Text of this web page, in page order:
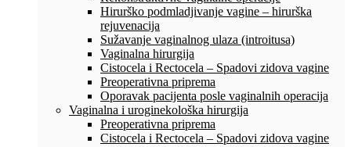
Hirurško podmladjivanje vagine – hirurška
rejuvenacija
Sužavanje vaginalnog ulaza (introitusa)
Vaginalna hirurgija
Cistocela i Rectocela – Spadovi zidova vagine
Preoperativna priprema
Oporavak pacijenta posle vaginalnih operacija
Vaginalna i uroginekološka hirurgija
Preoperativna priprema
Cistocela i Rectocela – Spadovi zidova vagine